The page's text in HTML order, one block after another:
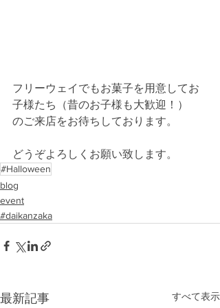
フリーウェイでもお菓子を用意してお
子様たち（昔のお子様も大歓迎！）
のご来店をお待ちしております。
どうぞよろしくお願い致します。
#Halloween
blog
event
#daikanzaka
最新記事 すべて表示